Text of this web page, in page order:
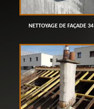
NETTOYAGE DE FAÇADE 34